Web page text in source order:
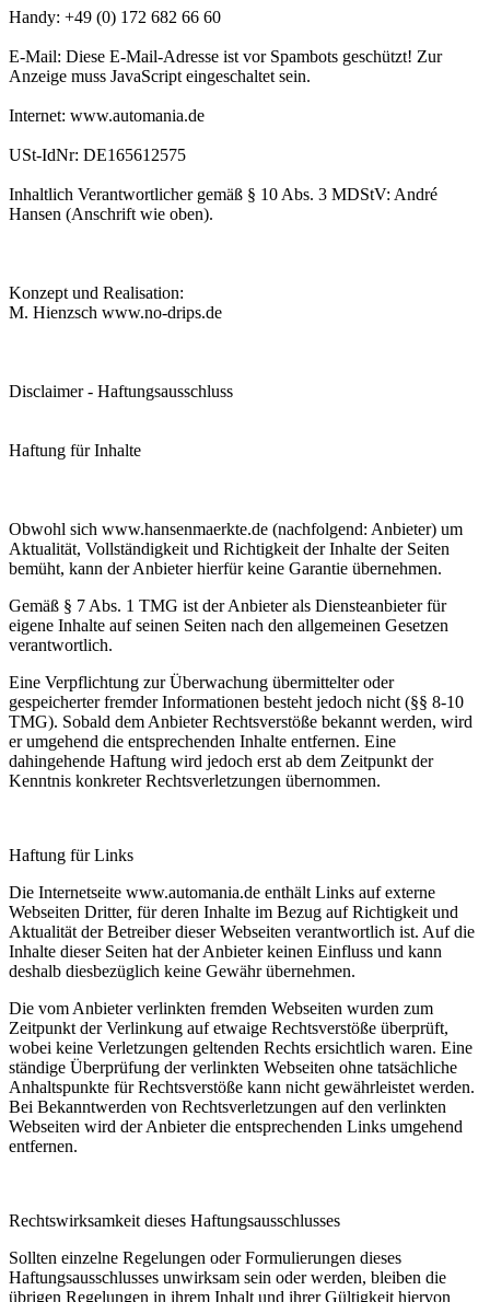
Handy: +49 (0) 172 682 66 60
E-Mail: Diese E-Mail-Adresse ist vor Spambots geschützt! Zur
Anzeige muss JavaScript eingeschaltet sein.
Internet: www.automania.de
USt-IdNr: DE165612575
Inhaltlich Verantwortlicher gemäß § 10 Abs. 3 MDStV: André
Hansen (Anschrift wie oben).
Konzept und Realisation:
M. Hienzsch www.no-drips.de
Disclaimer - Haftungsausschluss
Haftung für Inhalte
Obwohl sich www.hansenmaerkte.de (nachfolgend: Anbieter) um
Aktualität, Vollständigkeit und Richtigkeit der Inhalte der Seiten
bemüht, kann der Anbieter hierfür keine Garantie übernehmen.
Gemäß § 7 Abs. 1 TMG ist der Anbieter als Diensteanbieter für
eigene Inhalte auf seinen Seiten nach den allgemeinen Gesetzen
verantwortlich.
Eine Verpflichtung zur Überwachung übermittelter oder
gespeicherter fremder Informationen besteht jedoch nicht (§§ 8-10
TMG). Sobald dem Anbieter Rechtsverstöße bekannt werden, wird
er umgehend die entsprechenden Inhalte entfernen. Eine
dahingehende Haftung wird jedoch erst ab dem Zeitpunkt der
Kenntnis konkreter Rechtsverletzungen übernommen.
Haftung für Links
Die Internetseite www.automania.de enthält Links auf externe
Webseiten Dritter, für deren Inhalte im Bezug auf Richtigkeit und
Aktualität der Betreiber dieser Webseiten verantwortlich ist. Auf die
Inhalte dieser Seiten hat der Anbieter keinen Einfluss und kann
deshalb diesbezüglich keine Gewähr übernehmen.
Die vom Anbieter verlinkten fremden Webseiten wurden zum
Zeitpunkt der Verlinkung auf etwaige Rechtsverstöße überprüft,
wobei keine Verletzungen geltenden Rechts ersichtlich waren. Eine
ständige Überprüfung der verlinkten Webseiten ohne tatsächliche
Anhaltspunkte für Rechtsverstöße kann nicht gewährleistet werden.
Bei Bekanntwerden von Rechtsverletzungen auf den verlinkten
Webseiten wird der Anbieter die entsprechenden Links umgehend
entfernen.
Rechtswirksamkeit dieses Haftungsausschlusses
Sollten einzelne Regelungen oder Formulierungen dieses
Haftungsausschlusses unwirksam sein oder werden, bleiben die
übrigen Regelungen in ihrem Inhalt und ihrer Gültigkeit hiervon